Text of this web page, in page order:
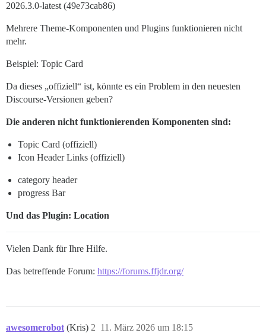
2026.3.0-latest (49e73cab86)
Mehrere Theme-Komponenten und Plugins funktionieren nicht
mehr.
Beispiel: Topic Card
Da dieses „offiziell“ ist, könnte es ein Problem in den neuesten
Discourse-Versionen geben?
Die anderen nicht funktionierenden Komponenten sind:
Topic Card (offiziell)
Icon Header Links (offiziell)
category header
progress Bar
Und das Plugin: Location
Vielen Dank für Ihre Hilfe.
Das betreffende Forum: https://forums.ffjdr.org/
awesomerobot (Kris) 11. März 2026 um 18:15
2